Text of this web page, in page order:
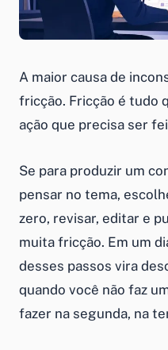
A maior causa de
fricção. Fricção é tudo
ação que precisa ser
Se para produzir um
pensar no tema,
zero, revisar, editar e
muita fricção. Em um
desses passos vira
quando você não faz
fazer na segunda, na